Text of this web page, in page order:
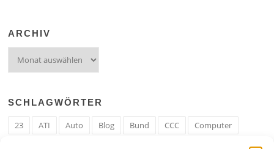
ARCHIV
SCHLAGWÖRTER
23 ATI Auto Blog Bund CCC
Computer